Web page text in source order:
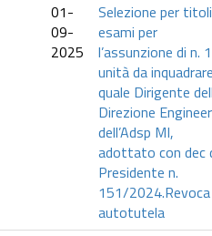
01-
09-
2025
Selezione per
esami per
l’assunzione di n. 1
unità da
quale Dirigente
Direzione
dell’Adsp MI,
adottato con dec
Presidente n.
151/
autotutela